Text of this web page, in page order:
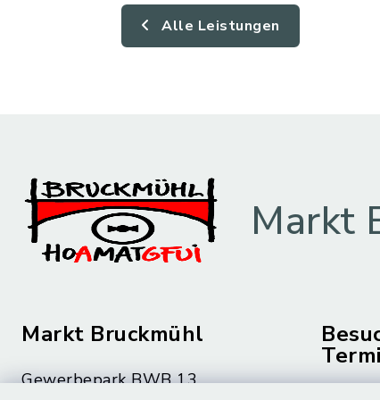
Alle Leistungen
Markt
Markt Bruckmühl
Gewerbepark BWB 13